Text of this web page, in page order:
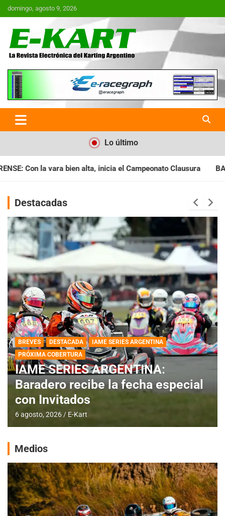
Saltar
al
domingo, agosto 9, 2026
E-Kart.com.ar | La Revista
Electrónica del Karting en
Argentina
Lo último
el Campeonato Clausura BARILOCHENSE: Preparan una
Destacadas
BREVES DESTACADA
IAME SERIES ARGENTINA
PRÓXIMA COBERTURA
IAME SERIES ARGENTINA:
Baradero recibe la fecha especial
con Invitados
6 agosto, 2026 E-Kart
Medios